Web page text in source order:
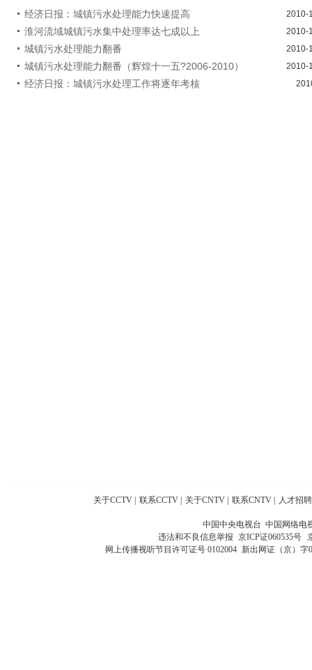
经济日报：城镇污水处理能力快速提高
2010-
淮河流域城镇污水集中处理率达七成以上 2010-
城镇污水处理能力翻番 2010-
城镇污水处理能力翻番（辉煌十一五?2006-2010） 2010-
经济日报：城镇污水处理工作将逐年考核
关于CCTV 联系CCTV 关于CNTV 联系CNTV 人才招聘
中国中央电视台 中国网络电
违法和不良信息举报 京ICP证060535号
网上传播视听节目许可证号 0102004 新出网证（京）